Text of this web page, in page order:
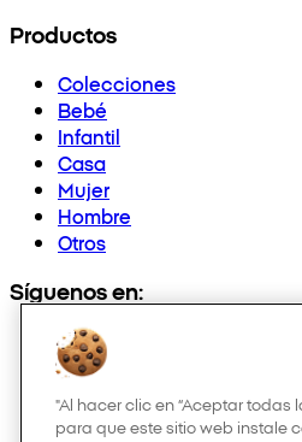
Productos
Colecciones
Bebé
Infantil
Casa
Mujer
Hombre
Otros
Síguenos en:
"Al hacer clic en “Aceptar todas
para que este sitio web instale